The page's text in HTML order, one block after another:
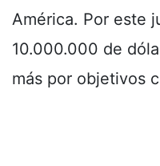
América. Por este
10.000.000 de
más por objetivos